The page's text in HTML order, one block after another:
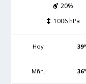
20%
1006 hPa
Hoy
Mñn.